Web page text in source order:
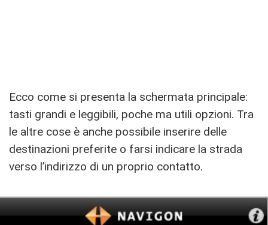
Ecco come si presenta la schermata principale:
tasti grandi e leggibili, poche ma utili opzioni. Tra
le altre cose è anche possibile inserire delle
destinazioni preferite o farsi indicare la strada
verso l’indirizzo di un proprio contatto.